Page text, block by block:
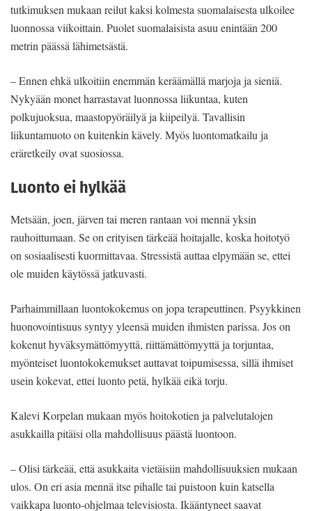
tutkimuksen mukaan reilut kaksi kolmesta suomalaisesta ulkoilee
luonnossa viikoittain. Puolet suomalaisista asuu enintään 200
metrin päässä lähimetsästä.
– Ennen ehkä ulkoitiin enemmän keräämällä marjoja ja sieniä.
Nykyään monet harrastavat luonnossa liikuntaa, kuten
polkujuoksua, maastopyöräilyä ja kiipeilyä. Tavallisin
liikuntamuoto on kuitenkin kävely. Myös luontomatkailu ja
eräretkeily ovat suosiossa.
Luonto ei hylkää
Metsään, joen, järven tai meren rantaan voi mennä yksin
rauhoittumaan. Se on erityisen tärkeää hoitajalle, koska hoitotyö
on sosiaalisesti kuormittavaa. Stressistä auttaa elpymään se, ettei
ole muiden käytössä jatkuvasti.
Parhaimmillaan luontokokemus on jopa terapeuttinen. Psyykkinen
huonovointisuus syntyy yleensä muiden ihmisten parissa. Jos on
kokenut hyväksymättömyyttä, riittämättömyyttä ja torjuntaa,
myönteiset luontokokemukset auttavat toipumisessa, sillä ihmiset
usein kokevat, ettei luonto petä, hylkää eikä torju.
Kalevi Korpelan mukaan myös hoitokotien ja palvelutalojen
asukkailla pitäisi olla mahdollisuus päästä luontoon.
– Olisi tärkeää, että asukkaita vietäisiin mahdollisuuksien mukaan
ulos. On eri asia mennä itse pihalle tai puistoon kuin katsella
vaikkapa luonto-ohjelmaa televisiosta. Ikääntyneet saavat